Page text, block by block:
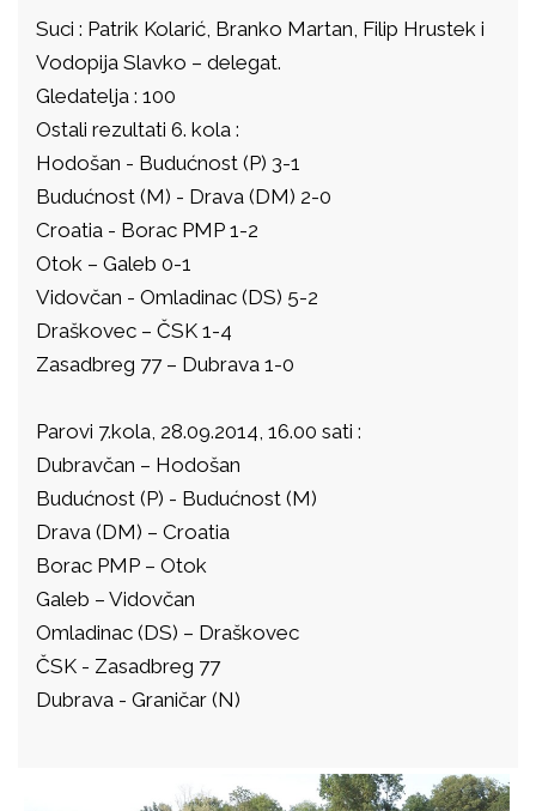
Suci : Patrik Kolarić, Branko Martan, Filip Hrustek i
Vodopija Slavko – delegat.
Gledatelja : 100
Ostali rezultati 6. kola :
Hodošan - Budućnost (P) 3-1
Budućnost (M) - Drava (DM) 2-0
Croatia - Borac PMP 1-2
Otok – Galeb 0-1
Vidovčan - Omladinac (DS) 5-2
Draškovec – ČSK 1-4
Zasadbreg 77 – Dubrava 1-0
Parovi 7.kola, 28.09.2014, 16.00 sati :
Dubravčan – Hodošan
Budućnost (P) - Budućnost (M)
Drava (DM) – Croatia
Borac PMP – Otok
Galeb – Vidovčan
Omladinac (DS) – Draškovec
ČSK - Zasadbreg 77
Dubrava - Graničar (N)